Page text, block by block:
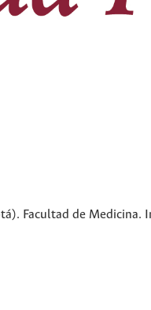
Facultad de